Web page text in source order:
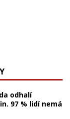
odhalí
97 % lidí nemá